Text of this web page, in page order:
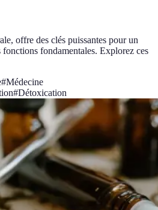
offre des clés puissantes pour un
fonctions fondamentales. Explorez ces
#Médecine
#Détoxication